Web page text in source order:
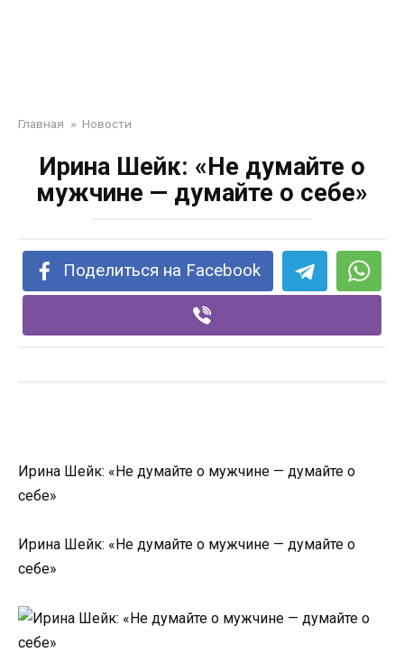
Главная » Новости
Ирина Шейк: «Не думайте о
мужчине — думайте о себе»
Поделиться на Facebook
Ирина Шейк: «Не думайте о мужчине — думайте о
себе»
Ирина Шейк: «Не думайте о мужчине — думайте о
себе»